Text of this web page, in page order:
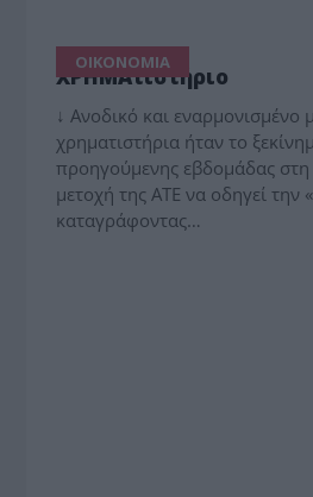
ΟΙΚΟΝΟΜΙΑ
XΡΗΜΑτιστήριο
↓ Ανοδικό και εναρμονισμένο
χρηματιστήρια ήταν το
προηγούμενης εβδομάδας
μετοχή της ΑΤΕ να οδηγεί την
καταγράφοντας…